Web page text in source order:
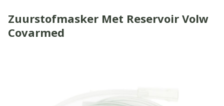
Zuurstofmasker Met Reservoir Volw
Covarmed